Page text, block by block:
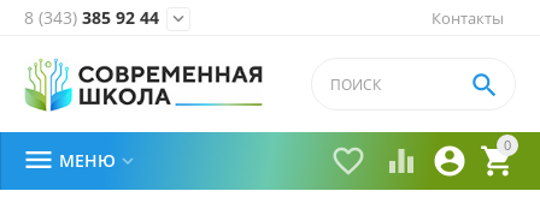
Контакты
8 (343) 385 92 44 
0


 

 МЕНЮ 